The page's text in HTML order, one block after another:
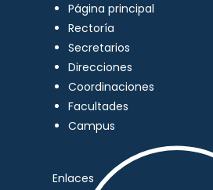
Página principal
Rectoría
Secretarios
Direcciones
Coordinaciones
Facultades
Campus
Enlaces